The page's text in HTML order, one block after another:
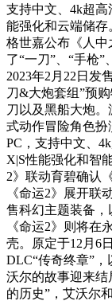
支持中文、4k超高
能强化和云端储
格世嘉公布《人
了“一刀”、“手枪”
2023年2月22日发
刀&大炮套组”预
刀以及黑船大炮
式动作冒险角色扮
PC，支持中文、
X|S性能强化和智
2》联动育碧确认
《命运2》展开联
售科幻主题装备，
《命运2》则将在
壳。原定于12月6
DLC“传奇终章”
沃尔的故事迎来
的历史”，艾沃尔